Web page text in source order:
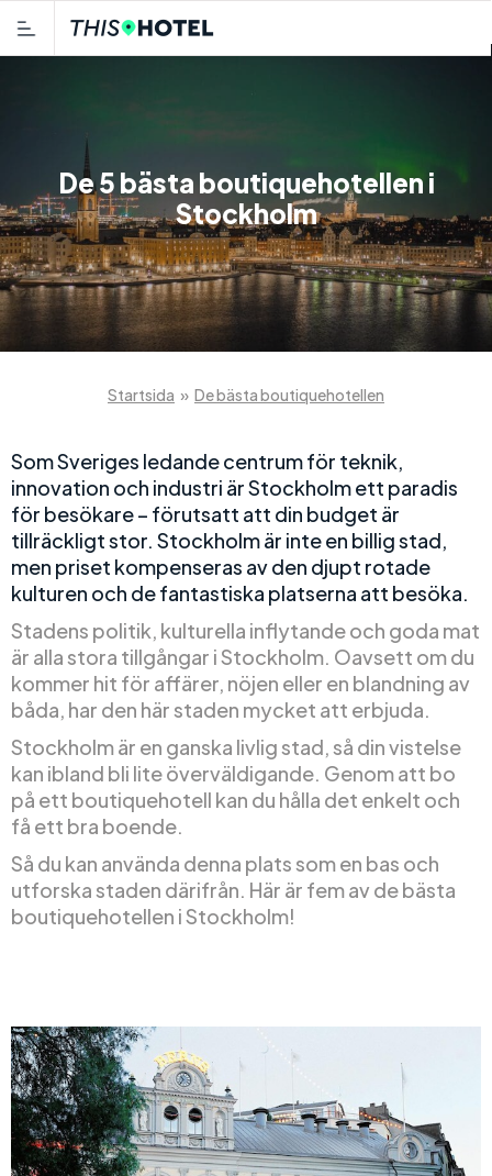
De 5 bästa boutiquehotellen i
Stockholm
Startsida » De bästa boutiquehotellen
Som Sveriges ledande centrum för teknik,
innovation och industri är Stockholm ett paradis
för besökare – förutsatt att din budget är
tillräckligt stor. Stockholm är inte en billig stad,
men priset kompenseras av den djupt rotade
kulturen och de fantastiska platserna att besöka.
Stadens politik, kulturella inflytande och goda mat
är alla stora tillgångar i Stockholm. Oavsett om du
kommer hit för affärer, nöjen eller en blandning av
båda, har den här staden mycket att erbjuda.
Stockholm är en ganska livlig stad, så din vistelse
kan ibland bli lite överväldigande. Genom att bo
på ett boutiquehotell kan du hålla det enkelt och
få ett bra boende.
Så du kan använda denna plats som en bas och
utforska staden därifrån. Här är fem av de bästa
boutiquehotellen i Stockholm!